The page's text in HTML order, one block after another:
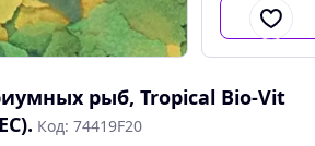
рыб, Tropical Bio-Vit
Код: 74419F20